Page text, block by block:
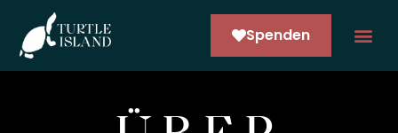
Spenden
LERNE UNS KENNEN